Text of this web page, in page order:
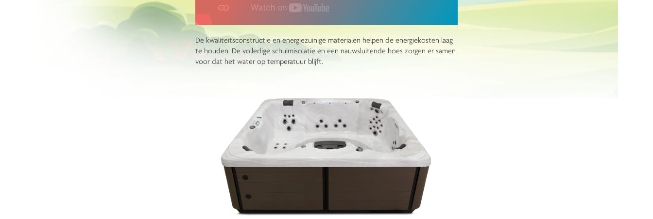
De kwaliteitsconstructie en energiezuinige materialen helpen de energiekosten laag
te houden. De volledige schuimisolatie en een nauwsluitende hoes zorgen er samen
voor dat het water op temperatuur blijft.